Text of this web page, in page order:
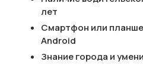
лет
Смартфон или
Android
Знание города и